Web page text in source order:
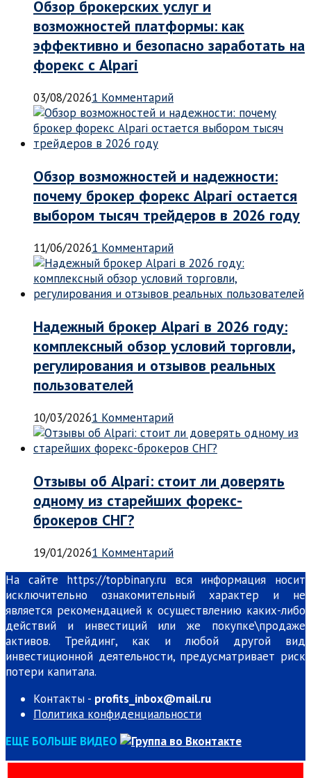
Обзор брокерских услуг и
возможностей платформы: как
эффективно и безопасно заработать на
форекс с Alpari
03/08/20261 Комментарий
Обзор возможностей и надежности:
почему брокер форекс Alpari остается
выбором тысяч трейдеров в 2026 году
11/06/20261 Комментарий
Надежный брокер Alpari в 2026 году:
комплексный обзор условий торговли,
регулирования и отзывов реальных
пользователей
10/03/20261 Комментарий
Отзывы об Alpari: стоит ли доверять
одному из старейших форекс-
брокеров СНГ?
19/01/20261 Комментарий
На сайте https://topbinary.ru вся информация носит
исключительно ознакомительный характер и не
является рекомендацией к осуществлению каких-либо
действий и инвестиций или же покупке\продаже
активов. Трейдинг, как и любой другой вид
инвестиционной деятельности, предусматривает риск
потери капитала.
Контакты - profits_inbox@mail.ru
Политика конфиденциальности
ЕЩЕ БОЛЬШЕ ВИДЕО